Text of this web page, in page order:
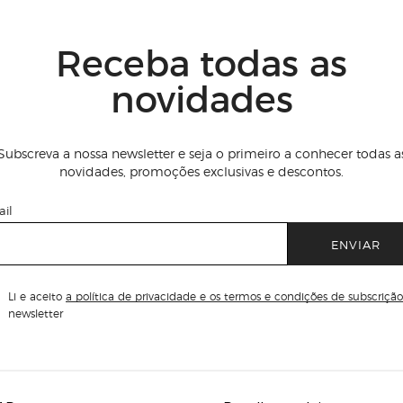
Receba todas as
novidades
a nossa newsletter e seja o primeiro a conhecer todas
novidades, promoções exclusivas e descontos.
ENVIAR
Li e aceito a política de privacidade e os termos e condições de subscrição
newsletter